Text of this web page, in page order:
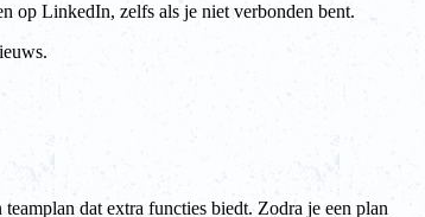
op LinkedIn, zelfs als je niet verbonden bent.
dat extra functies biedt. Zodra je een plan